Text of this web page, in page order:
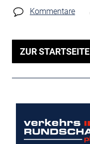
Kommentare
ZUR STARTSEITE